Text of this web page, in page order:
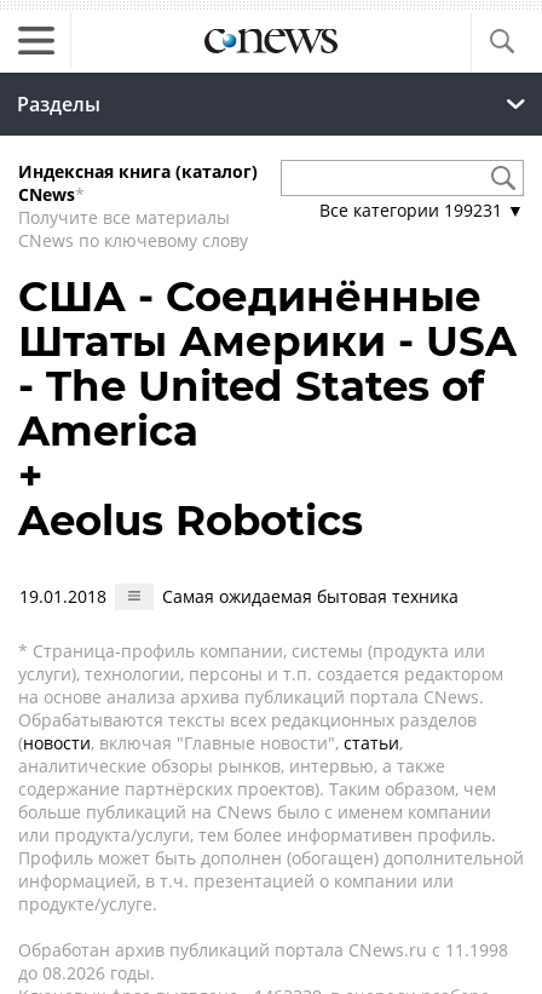
Разделы
Индексная книга (каталог)
CNews*
Получите все материалы
CNews по ключевому слову
Все категории 199231 ▼
США - Соединённые
Штаты Америки - USA
- The United States of
America
+
Aeolus Robotics
19.01.2018 Самая ожидаемая бытовая техника
* Страница-профиль компании, системы (продукта или
услуги), технологии, персоны и т.п. создается редактором
на основе анализа архива публикаций портала CNews.
Обрабатываются тексты всех редакционных разделов
(новости, включая "Главные новости", статьи,
аналитические обзоры рынков, интервью, а также
содержание партнёрских проектов). Таким образом, чем
больше публикаций на CNews было с именем компании
или продукта/услуги, тем более информативен профиль.
Профиль может быть дополнен (обогащен) дополнительной
информацией, в т.ч. презентацией о компании или
продукте/услуге.
Обработан архив публикаций портала CNews.ru c 11.1998
до 08.2026 годы.